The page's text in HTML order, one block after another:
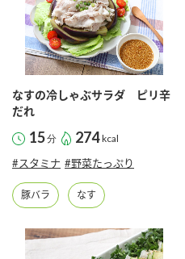
なすの冷しゃぶサラダ ピリ辛
だれ
15分 274 kcal
#スタミナ #野菜たっぷり
豚バラ なす